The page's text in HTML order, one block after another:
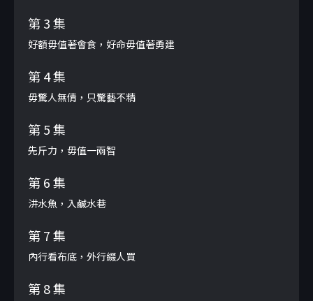
第 3 集
好額毋值著會食，好命毋值著勇建
第 4 集
毋驚人無倩，只驚藝不精
第 5 集
先斤力，毋值一兩智
第 6 集
汫水魚，入鹹水巷
第 7 集
內行看布底，外行綴人買
第 8 集